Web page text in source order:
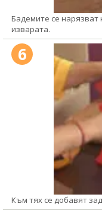
Бадемите се нарязват
изварата.
6
Към тях се добавят